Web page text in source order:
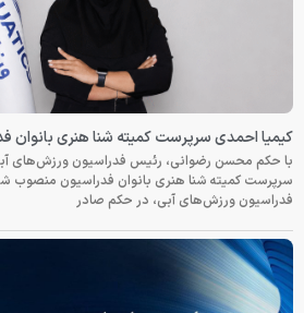
کیمیا احمدی سرپرست کمیته شنا هنری بانوان
با حکم محسن رضوانی، رئیس فدراسیون ورزش‌های
سرپرست کمیته شنا هنری بانوان فدراسیون منصوب
فدراسیون ورزش‌های آبی، در حکم صادر